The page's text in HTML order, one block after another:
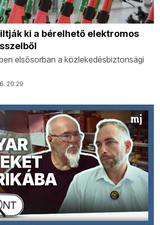
ki a bérelhető elektromos
elsősorban a közlekedésbiztonsági
20:29